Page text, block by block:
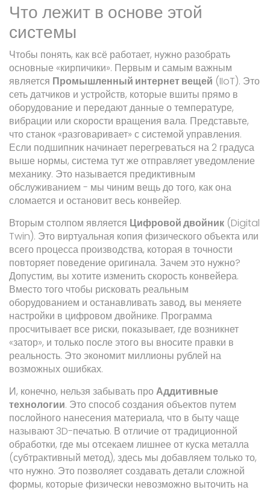
Что лежит в основе этой
системы
Чтобы понять, как всё работает, нужно разобрать
основные «кирпичики». Первым и самым важным
является Промышленный интернет вещей (IIoT). Это
сеть датчиков и устройств, которые вшиты прямо в
оборудование и передают данные о температуре,
вибрации или скорости вращения вала. Представьте,
что станок «разговаривает» с системой управления.
Если подшипник начинает перегреваться на 2 градуса
выше нормы, система тут же отправляет уведомление
механику. Это называется предиктивным
обслуживанием - мы чиним вещь до того, как она
сломается и остановит весь конвейер.
Вторым столпом является Цифровой двойник (Digital
Twin). Это виртуальная копия физического объекта или
всего процесса производства, которая в точности
повторяет поведение оригинала. Зачем это нужно?
Допустим, вы хотите изменить скорость конвейера.
Вместо того чтобы рисковать реальным
оборудованием и останавливать завод, вы меняете
настройки в цифровом двойнике. Программа
просчитывает все риски, показывает, где возникнет
«затор», и только после этого вы вносите правки в
реальность. Это экономит миллионы рублей на
возможных ошибках.
И, конечно, нельзя забывать проАддитивные
технологии. Это способ создания объектов путем
послойного нанесения материала, что в быту чаще
называют 3D-печатью. В отличие от традиционной
обработки, где мы отсекаем лишнее от куска металла
(субтрактивный метод), здесь мы добавляем только то,
что нужно. Это позволяет создавать детали сложной
формы, которые физически невозможно выточить на